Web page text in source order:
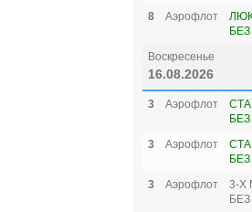
8
Аэрофлот
Воскресенье
16.08.2026
3 Аэрофлот
3
Аэрофлот
3
Аэрофлот
3-Х